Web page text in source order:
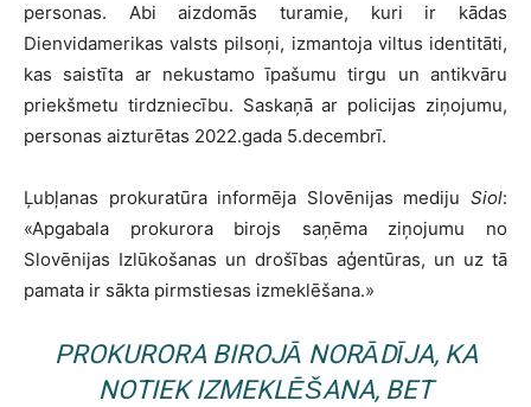
personas. Abi aizdomās turamie, kuri ir kādas
Dienvidamerikas valsts pilsoņi, izmantoja viltus identitāti,
kas saistīta ar nekustamo īpašumu tirgu un antikvāru
priekšmetu tirdzniecību. Saskaņā ar policijas ziņojumu,
personas aizturētas 2022.gada 5.decembrī.
Ļubļanas prokuratūra informēja Slovēnijas mediju Siol:
«Apgabala prokurora birojs saņēma ziņojumu no
Slovēnijas Izlūkošanas un drošības aģentūras, un uz tā
pamata ir sākta pirmstiesas izmeklēšana.»
PROKURORA BIROJĀ NORĀDĪJA, KA
NOTIEK IZMEKLĒŠANA, BET